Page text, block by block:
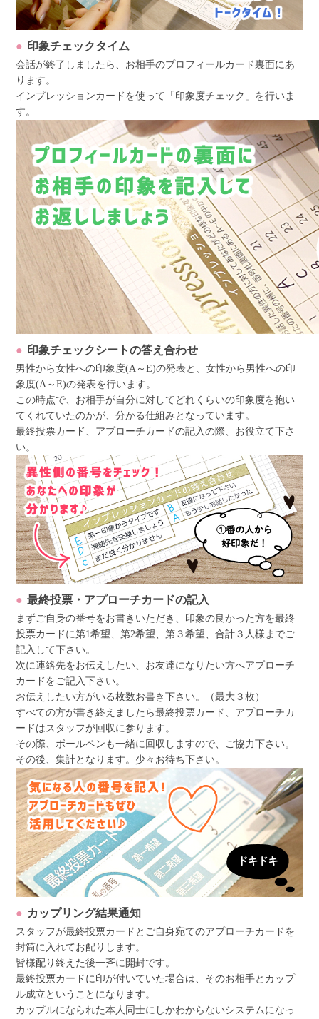
印象チェックタイム
会話が終了しましたら、お相手のプロフィールカード裏面にあ
ります。
インプレッションカードを使って「印象度チェック」を行いま
す。
印象チェックシートの答え合わせ
男性から女性への印象度(A～E)の発表と、女性から男性への印
象度(A～E)の発表を行います。
この時点で、お相手が自分に対してどれくらいの印象度を抱い
てくれていたのかが、分かる仕組みとなっています。
最終投票カード、アプローチカードの記入の際、お役立て下さ
い。
最終投票・アプローチカードの記入
まずご自身の番号をお書きいただき、印象の良かった方を最終
投票カードに第1希望、第2希望、第３希望、合計３人様までご
記入して下さい。
次に連絡先をお伝えしたい、お友達になりたい方へアプローチ
カードをご記入下さい。
お伝えしたい方がいる枚数お書き下さい。（最大３枚）
すべての方が書き終えましたら最終投票カード、アプローチカ
ードはスタッフが回収に参ります。
その際、ボールペンも一緒に回収しますので、ご協力下さい。
その後、集計となります。少々お待ち下さい。
カップリング結果通知
スタッフが最終投票カードとご自身宛てのアプローチカードを
封筒に入れてお配りします。
皆様配り終えた後一斉に開封です。
最終投票カードに印が付いていた場合は、そのお相手とカップ
ル成立ということになります。
カップルになられた本人同士にしかわからないシステムになっ